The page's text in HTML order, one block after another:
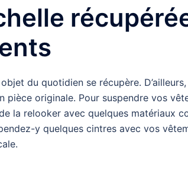
du quotidien se récupère.
pièce originale. Pour suspendre vos
la relooker avec quelques matériaux
y quelques cintres avec vos